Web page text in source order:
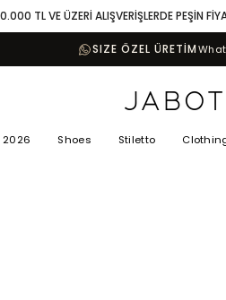
TL VE ÜZERİ ALIŞVERİŞLERDE PEŞİN
SIZE ÖZEL ÜRETİM
2026 Shoes Stiletto